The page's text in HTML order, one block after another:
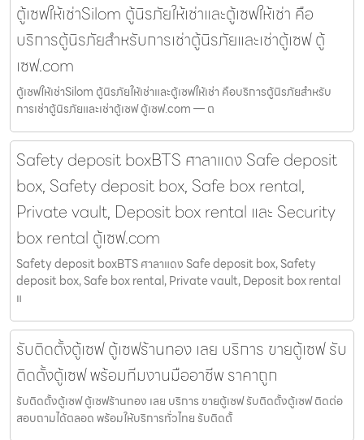
ตู้เซฟให้เช่าSilom ตู้นิรภัยให้เช่าและตู้เซฟให้เช่า คือ
บริการตู้นิรภัยสำหรับการเช่าตู้นิรภัยและเช่าตู้เซฟ ตู้
เซฟ.com
ตู้เซฟให้เช่าSilom ตู้นิรภัยให้เช่าและตู้เซฟให้เช่า คือบริการตู้นิรภัยสำหรับ
การเช่าตู้นิรภัยและเช่าตู้เซฟ ตู้เซฟ.com — ต
Safety deposit boxBTS ศาลาแดง Safe deposit
box, Safety deposit box, Safe box rental,
Private vault, Deposit box rental และ Security
box rental ตู้เซฟ.com
Safety deposit boxBTS ศาลาแดง Safe deposit box, Safety
deposit box, Safe box rental, Private vault, Deposit box rental
แ
รับติดตั้งตู้เซฟ ตู้เซฟร้านทอง เลย บริการ ขายตู้เซฟ รับ
ติดตั้งตู้เซฟ พร้อมทีมงานมืออาชีพ ราคาถูก
รับติดตั้งตู้เซฟ ตู้เซฟร้านทอง เลย บริการ ขายตู้เซฟ รับติดตั้งตู้เซฟ ติดต่อ
สอบถามได้ตลอด พร้อมให้บริการทั่วไทย รับติดตั้